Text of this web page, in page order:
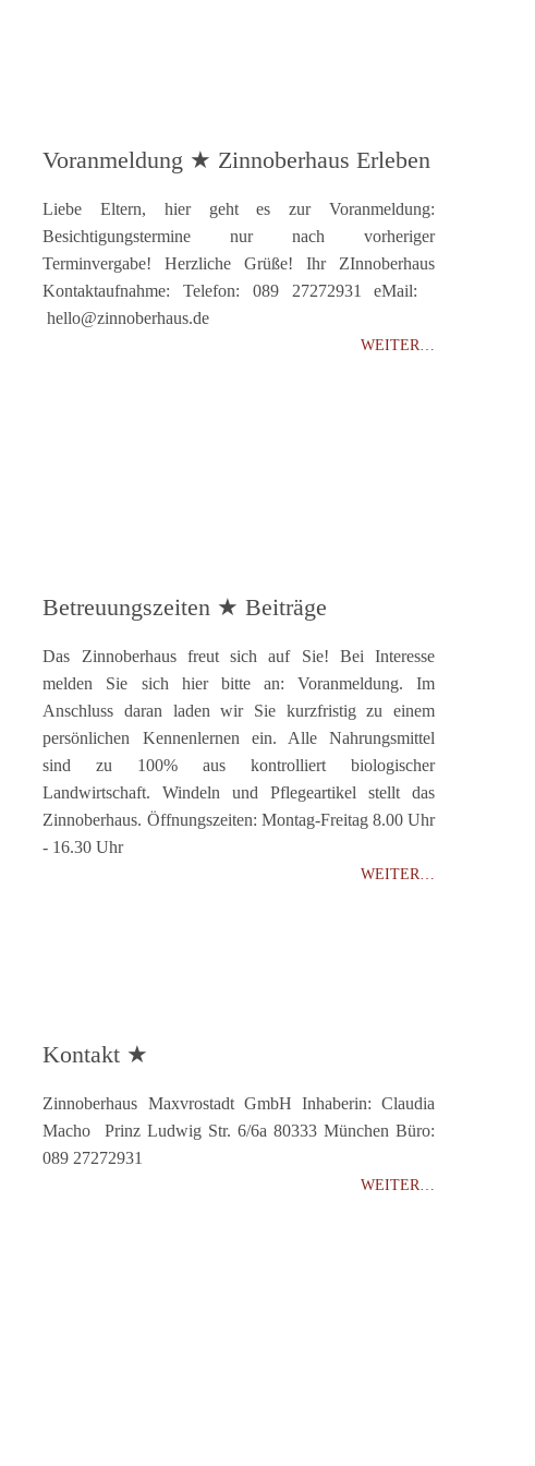
Voranmeldung ★ Zinnoberhaus Erleben
Liebe Eltern, hier geht es zur Voranmeldung:
Besichtigungstermine nur nach vorheriger
Terminvergabe! Herzliche Grüße! Ihr ZInnoberhaus
Kontaktaufnahme: Telefon: 089 27272931 eMail:
hello@zinnoberhaus.de
WEITER…
Betreuungszeiten ★ Beiträge
Das Zinnoberhaus freut sich auf Sie! Bei Interesse
melden Sie sich hier bitte an: Voranmeldung. Im
Anschluss daran laden wir Sie kurzfristig zu einem
persönlichen Kennenlernen ein. Alle Nahrungsmittel
sind zu 100% aus kontrolliert biologischer
Landwirtschaft. Windeln und Pflegeartikel stellt das
Zinnoberhaus. Öffnungszeiten: Montag-Freitag 8.00 Uhr
- 16.30 Uhr
WEITER…
Kontakt ★
Zinnoberhaus Maxvrostadt GmbH Inhaberin: Claudia
Macho Prinz Ludwig Str. 6/6a 80333 München Büro:
089 27272931
WEITER…